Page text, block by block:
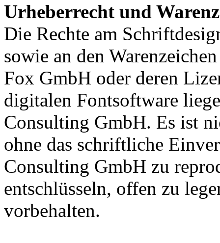
Urheberrecht und
Die Rechte am
sowie an den
Fox GmbH oder deren
digitalen Fontsoftware
Consulting GmbH. Es ist
ohne das schriftliche
Consulting GmbH zu
entschlüsseln, offen zu
vorbehalten.